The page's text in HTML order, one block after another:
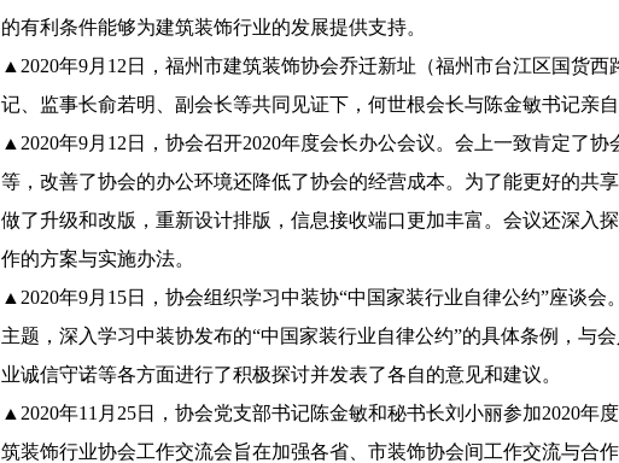
的有利条件能够为建筑装饰行业的发展提供支持。
▲2020年9月12日，福州市建筑装饰协会乔迁新址（福州市台江区国货
记、监事长俞若明、副会长等共同见证下，何世根会长与陈金敏书记亲
▲2020年9月12日，协会召开2020年度会长办公会议。会上一致肯定了
等，改善了协会的办公环境还降低了协会的经营成本。为了能更好的共
做了升级和改版，重新设计排版，信息接收端口更加丰富。会议还深入
作的方案与实施办法。
▲2020年9月15日，协会组织学习中装协“中国家装行业自律公约”座谈
主题，深入学习中装协发布的“中国家装行业自律公约”的具体条例，与
业诚信守诺等各方面进行了积极探讨并发表了各自的意见和建议。
▲2020年11月25日，协会党支部书记陈金敏和秘书长刘小丽参加2020年
筑装饰行业协会工作交流会旨在加强各省、市装饰协会间工作交流与合